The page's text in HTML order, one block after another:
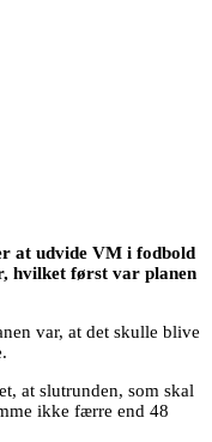
at udvide VM i fodbold
hvilket først var planen
var, at det skulle blive
at slutrunden, som skal
ikke færre end 48